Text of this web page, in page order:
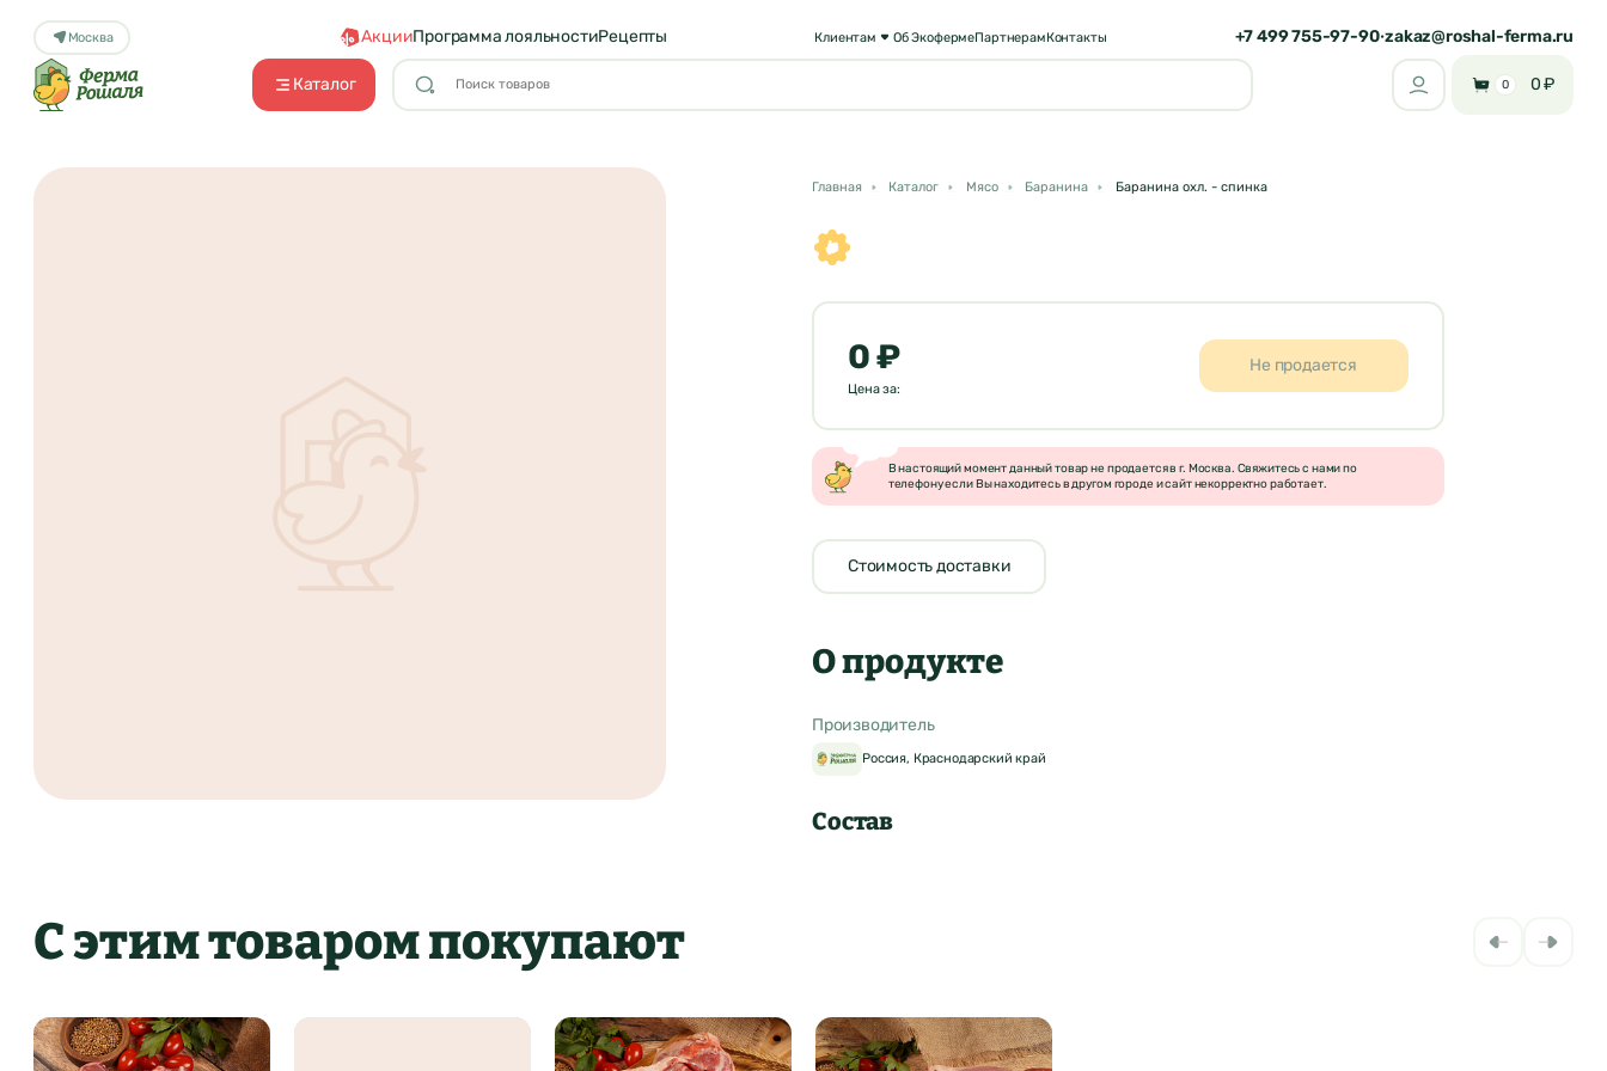
Москва АкцииПрограмма лояльностиРецепты Клиентам Об ЭкофермеПартнерамКонтакты +7 499 755-97-90•zakaz@roshal-ferma.ru
Каталог 0 0 ₽
Главная Каталог Мясо Баранина Баранина охл. - спинка
0 ₽
Цена за:
Не продается
В настоящий момент данный товар не продается в г. Москва. Свяжитесь с нами по
телефону если Вы находитесь в другом городе и сайт некорректно работает.
Стоимость доставки
О продукте
Производитель
Россия, Краснодарский край
Состав
С этим товаром покупают